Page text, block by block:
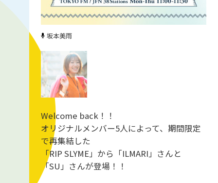
坂本美雨
Welcome back！！
オリジナルメンバー5人によって、期間限定
で再集結した
「RIP SLYME」から「ILMARI」さんと
「SU」さんが登場！！